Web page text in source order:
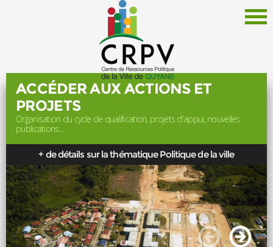
Liens
Offres d'emploi
Le CRPV
Thématiques
Documentation
Politique de la Ville
ACCÉDER AUX ACTIONS ET
PROJETS
Organisation du cycle de qualification, projets d'appui, nouvelles
publications...
+ de détails sur la thématique Politique de la ville